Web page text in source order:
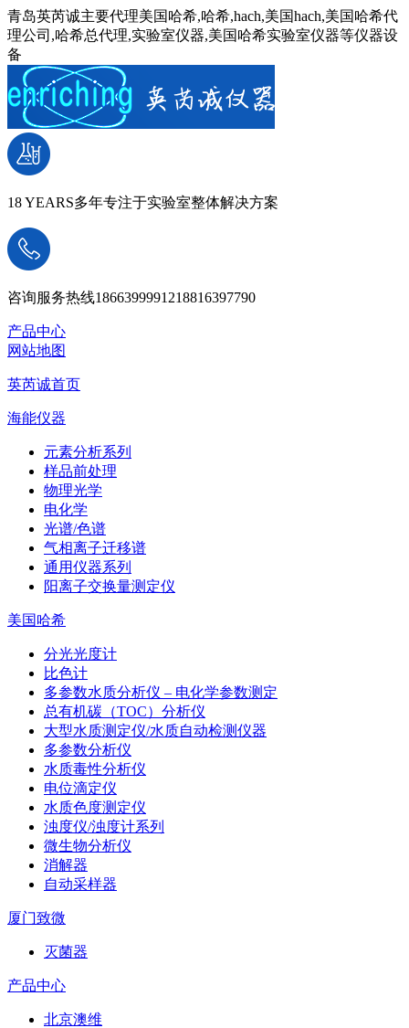
青岛英芮诚主要代理美国哈希,哈希,hach,美国hach,美国哈希代
理公司,哈希总代理,实验室仪器,美国哈希实验室仪器等仪器设
备
18 YEARS多年专注于实验室整体解决方案
咨询服务热线1866399991218816397790
产品中心
网站地图
英芮诚首页
海能仪器
元素分析系列
样品前处理
物理光学
电化学
光谱/色谱
气相离子迁移谱
通用仪器系列
阳离子交换量测定仪
美国哈希
分光光度计
比色计
多参数水质分析仪 – 电化学参数测定
总有机碳（TOC）分析仪
大型水质测定仪/水质自动检测仪器
多参数分析仪
水质毒性分析仪
电位滴定仪
水质色度测定仪
浊度仪/浊度计系列
微生物分析仪
消解器
自动采样器
厦门致微
灭菌器
产品中心
北京澳维